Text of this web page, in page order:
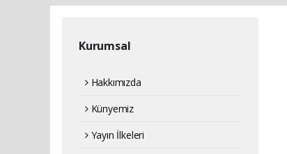
Kurumsal
Hakkımızda
Künyemiz
Yayın İlkeleri